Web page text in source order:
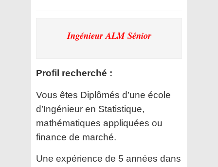
Ingénieur ALM Sénior
Profil recherché :
Vous êtes Diplômés d’une école
d’Ingénieur en Statistique,
mathématiques appliquées ou
finance de marché.
Une expérience de 5 années dans